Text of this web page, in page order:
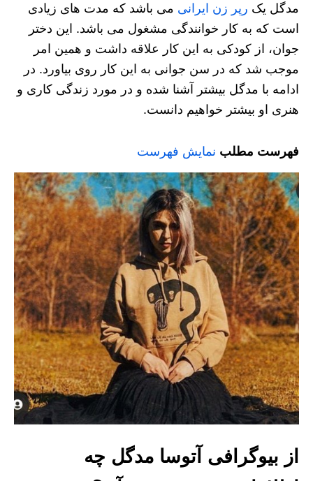
مدگل یک رپر زن ایرانی می باشد که مدت های زیادی
است که به کار خوانندگی مشغول می باشد. این دختر
جوان، از کودکی به این کار علاقه داشت و همین امر
موجب شد که در سن جوانی به این کار روی بیاورد. در
ادامه با مدگل بیشتر آشنا شده و در مورد زندگی کاری و
هنری او بیشتر خواهیم دانست.
فهرست مطلب نمایش فهرست
از بیوگرافی آتوسا مدگل چه